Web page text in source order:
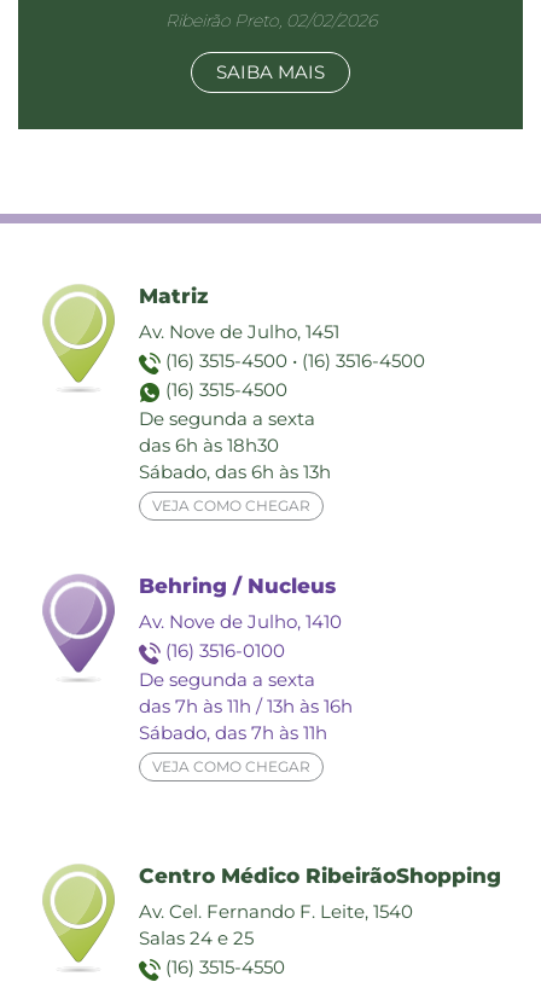
Ribeirão Preto, 02/02/2026
SAIBA MAIS
Matriz
Av. Nove de Julho, 1451
(16) 3515-4500 • (16) 3516-4500
(16) 3515-4500
De segunda a sexta
das 6h às 18h30
Sábado, das 6h às 13h
VEJA COMO CHEGAR
Behring / Nucleus
Av. Nove de Julho, 1410
(16) 3516-0100
De segunda a sexta
das 7h às 11h / 13h às 16h
Sábado, das 7h às 11h
VEJA COMO CHEGAR
Centro Médico RibeirãoShopping
Av. Cel. Fernando F. Leite, 1540
Salas 24 e 25
(16) 3515-4550